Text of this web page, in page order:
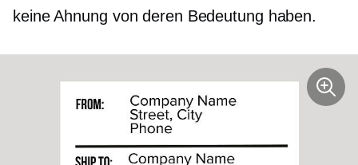
keine Ahnung von deren Bedeutung haben.